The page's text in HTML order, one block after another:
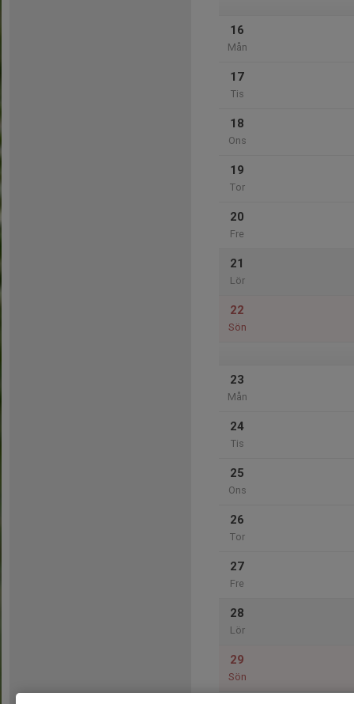
16
Mån
17
Tis
18
Ons
19
Tor
20
Fre
21
Lör
22
Sön
23
Mån
24
Tis
25
Ons
26
Tor
27
Fre
28
Lör
29
Sön